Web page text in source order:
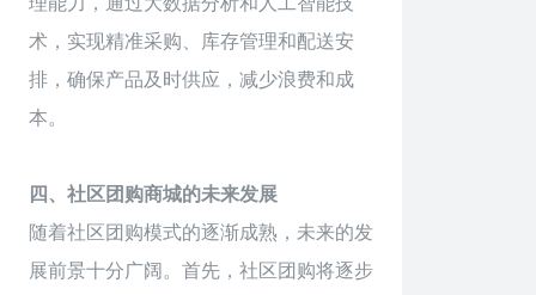
术，实现精准采购、库存管理和配送安
排，确保产品及时供应，减少浪费和成
本。
四、社区团购商城的未来发展
随着社区团购模式的逐渐成熟，未来的发
展前景十分广阔。首先，社区团购将逐步